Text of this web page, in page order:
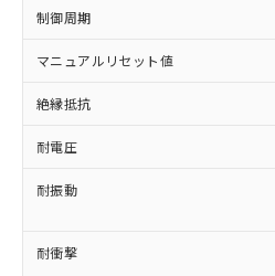
制御周期
マニュアルリセット値
絶縁抵抗
耐電圧
耐振動
耐衝撃
以下の条件をお読みい
※1 対応状況
対応済み：EU RoHS
非含有に対応した製品
す。
対応予定：EU RoHS指
有に対応した製品に切
対応予定なし：EU
非含有に非対応の商品で
調査・確認中：EU